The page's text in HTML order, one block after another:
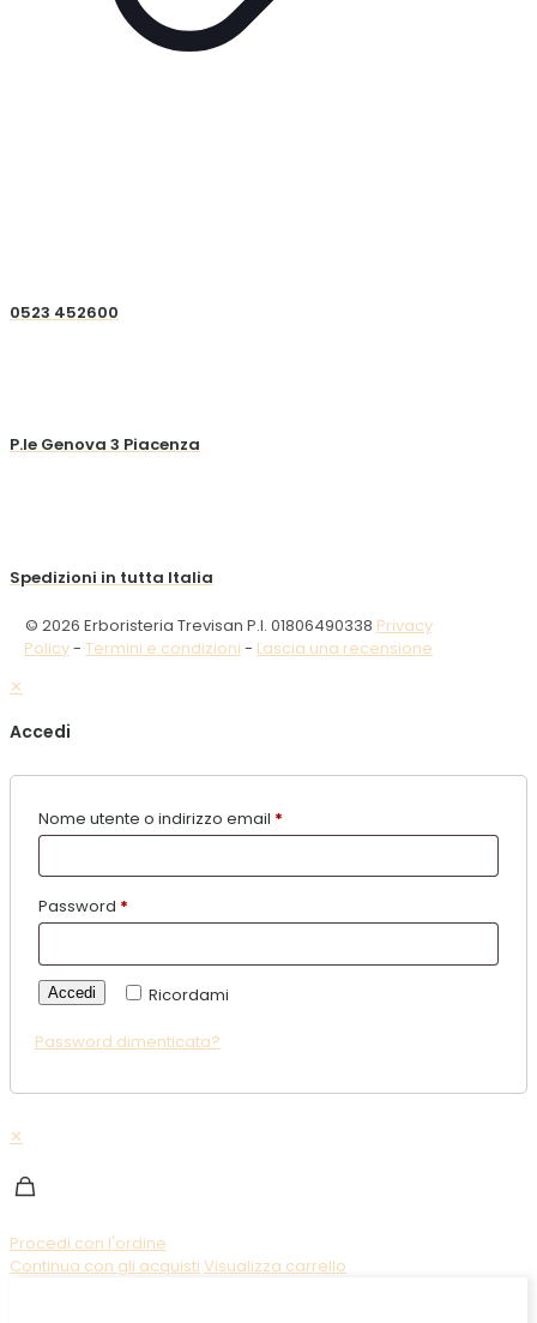
0523 452600
P.le Genova 3 Piacenza
Spedizioni in tutta Italia
© 2026 Erboristeria Trevisan P.I. 01806490338 Privacy
Policy- Termini e condizioni - Lascia una recensione
✕
Accedi
Nome utente o indirizzo email *
Password *
Ricordami
Accedi
Password dimenticata?
✕
Procedi con l'ordine
Continua con gli acquisti Visualizza carrello